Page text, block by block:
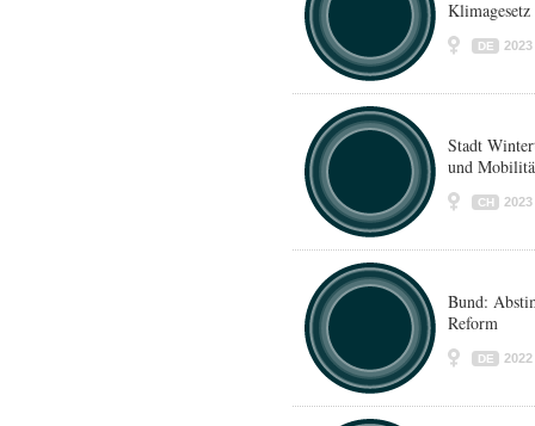
Klimagesetz
DE 2023
Stadt
und
CH 2023
Bund:
Reform
DE 2022